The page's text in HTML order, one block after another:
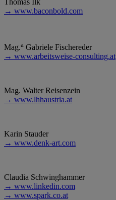
→ www.baconbold.com
Mag.a Gabriele Fischereder
→ www.arbeitsweise-consulting.at
Mag. Walter Reisenzein
→ www.lhhaustria.at
Karin Stauder
→ www.denk-art.com
Claudia Schwinghammer
→ www.linkedin.com
→ www.spark.co.at